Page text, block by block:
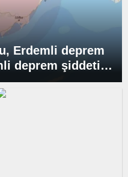
Erdemli deprem
deprem şiddeti